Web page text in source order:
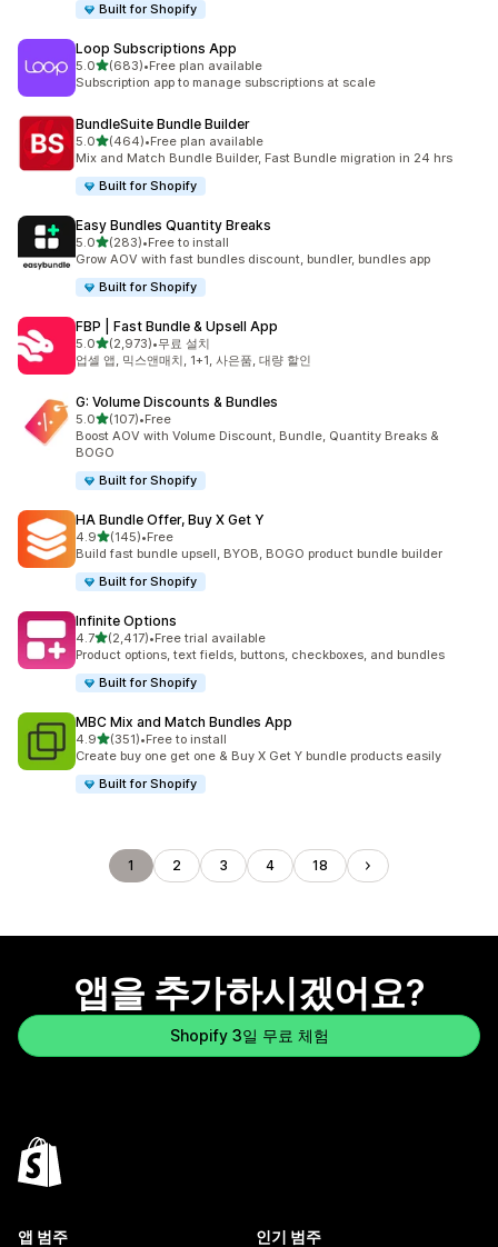
Built for Shopify
Loop Subscriptions App
5.0별 5개 중
(683)
총 리뷰 683개
•Free plan available
Subscription app to manage subscriptions at scale
BundleSuite Bundle Builder
5.0별 5개 중
(464)
총 리뷰 464개
•Free plan available
Mix and Match Bundle Builder, Fast Bundle migration in 24 hrs
Built for Shopify
Easy Bundles Quantity Breaks
5.0별 5개 중
(283)
총 리뷰 283개
•Free to install
Grow AOV with fast bundles discount, bundler, bundles app
Built for Shopify
FBP | Fast Bundle & Upsell App
5.0별 5개 중
(2,973)
총 리뷰 2973개
•무료 설치
업셀 앱, 믹스앤매치, 1+1, 사은품, 대량 할인
G: Volume Discounts & Bundles
5.0별 5개 중
(107)
총 리뷰 107개
•Free
Boost AOV with Volume Discount, Bundle, Quantity Breaks &
BOGO
Built for Shopify
HA Bundle Offer, Buy X Get Y
4.9별 5개 중
(145)
총 리뷰 145개
•Free
Build fast bundle upsell, BYOB, BOGO product bundle builder
Built for Shopify
Infinite Options
4.7별 5개 중
(2,417)
총 리뷰 2417개
•Free trial available
Product options, text fields, buttons, checkboxes, and bundles
Built for Shopify
MBC Mix and Match Bundles App
4.9별 5개 중
(351)
총 리뷰 351개
•Free to install
Create buy one get one & Buy X Get Y bundle products easily
Built for Shopify
1 2 3 4 18
앱을 추가하시겠어요?
Shopify 3일 무료 체험
앱 범주 인기 범주